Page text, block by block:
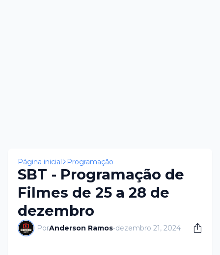
Página inicial Programação
SBT - Programação de
Filmes de 25 a 28 de
dezembro
PorAnderson Ramos-dezembro 21, 2024